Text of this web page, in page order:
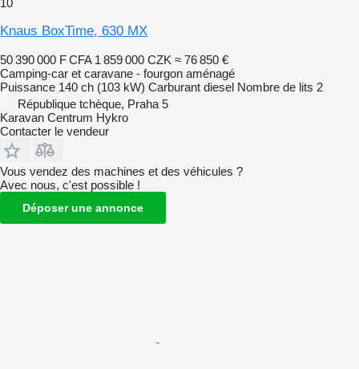
10
Knaus BoxTime, 630 MX
50 390 000 F CFA 1 859 000 CZK ≈ 76 850 €
Camping-car et caravane - fourgon aménagé
Puissance 140 ch (103 kW) Carburant diesel Nombre de lits 2
République tchèque, Praha 5
Karavan Centrum Hykro
Contacter le vendeur
Vous vendez des machines et des véhicules ?
Avec nous, c'est possible !
Déposer une annonce